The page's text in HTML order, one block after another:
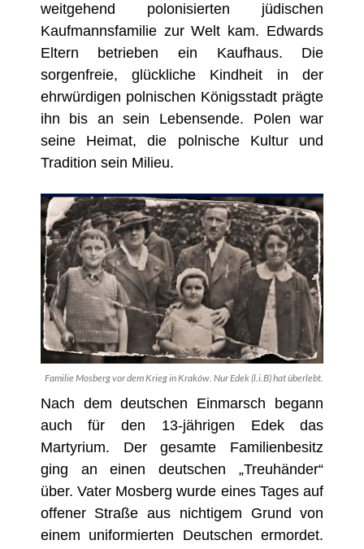
weitgehend polonisierten jüdischen
Kaufmannsfamilie zur Welt kam. Edwards
Eltern betrieben ein Kaufhaus. Die
sorgenfreie, glückliche Kindheit in der
ehrwürdigen polnischen Königsstadt prägte
ihn bis an sein Lebensende. Polen war
seine Heimat, die polnische Kultur und
Tradition sein Milieu.
Familie Mosberg vor dem Krieg in Kraków. Nur Edek (l.i.B) hat überlebt.
Nach dem deutschen Einmarsch begann
auch für den 13-jährigen Edek das
Martyrium. Der gesamte Familienbesitz
ging an einen deutschen „Treuhänder“
über. Vater Mosberg wurde eines Tages auf
offener Straße aus nichtigem Grund von
einem uniformierten Deutschen ermordet.